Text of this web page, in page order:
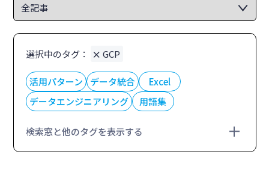
選択中のタグ： GCP
活用パターン データ統合
Excel
データエンジニアリング
用語集
検索窓と他のタグを表示する